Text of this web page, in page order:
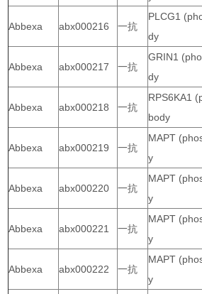
Abbexa abx000216 一抗
PLCG1
dy
Abbexa abx000217 一抗
GRIN1
dy
Abbexa abx000218 一抗
RPS6KA1
body
Abbexa abx000219 一抗
MAPT
y
Abbexa abx000220 一抗
MAPT
y
Abbexa abx000221 一抗
MAPT
y
Abbexa abx000222 一抗
MAPT
y